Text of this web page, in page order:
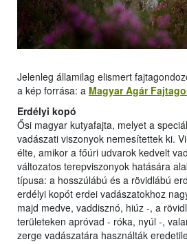
Jelenleg államilag elismert
a kép forrása: a Magyar Agár
Erdélyi kopó
Ősi magyar kutyafajta, melyet a
vadászati viszonyok nemesítettek ki.
élte, amikor a főúri udvarok kedvelt
változatos terepviszonyok hatására
típusa: a hosszúlábú és a rövidlábú
erdélyi kopót erdei vadászatokhoz
majd medve, vaddisznó, hiúz -, a
területeken apróvad - róka, nyúl -,
zerge vadászatára használták